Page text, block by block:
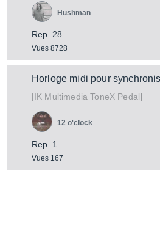
Rep. 28
Vues 8728
Hushman
Horloge midi pour
[ IK Multimedia ToneX Pedal]
Rep. 1
Vues 167
12 o'clock